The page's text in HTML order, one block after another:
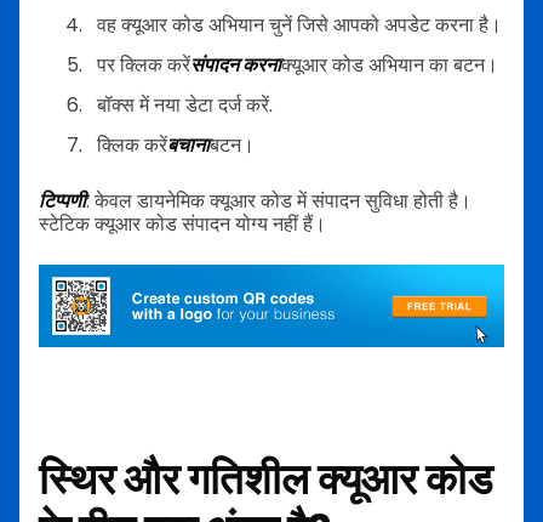
वह क्यूआर कोड अभियान चुनें जिसे आपको अपडेट करना है।
पर क्लिक करेंसंपादन करनाक्यूआर कोड अभियान का बटन।
बॉक्स में नया डेटा दर्ज करें.
क्लिक करेंबचानाबटन।
टिप्पणी: केवल डायनेमिक क्यूआर कोड में संपादन सुविधा होती है।
स्टेटिक क्यूआर कोड संपादन योग्य नहीं हैं।
स्थिर और गतिशील क्यूआर कोड